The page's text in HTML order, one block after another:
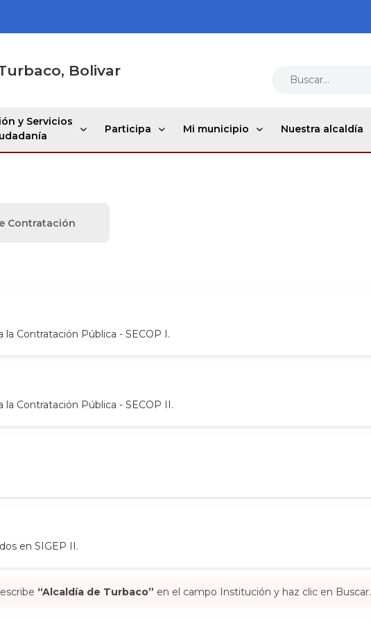
Bolivar
Buscar...
y Servicios
Participa Mi municipio Nuestra alcaldía
Contratación
Contratación Pública - SECOP I.
Contratación Pública - SECOP II.
en SIGEP II.​
“Alcaldía de Turbaco” en el campo Institución y haz clic en Buscar. ​